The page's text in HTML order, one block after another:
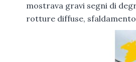
mostrava gravi segni di
rotture diffuse,